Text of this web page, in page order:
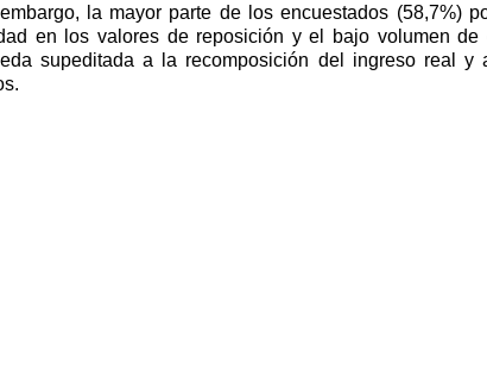
la mayor parte de los encuestados (58,7%)
en los valores de reposición y el bajo volumen de
supeditada a la recomposición del ingreso real